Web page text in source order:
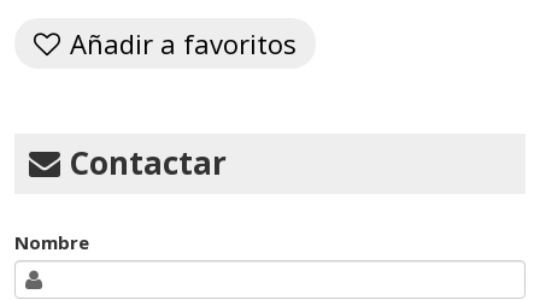
Añadir a favoritos
Contactar
Nombre